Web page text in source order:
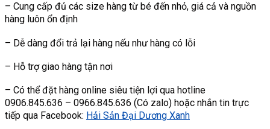
– Cung cấp đủ các size hàng từ bé đến nhỏ, giá cả và nguồn
hàng luôn ổn định
– Dễ dàng đổi trả lại hàng nếu như hàng có lỗi
– Hỗ trợ giao hàng tận nơi
– Có thể đặt hàng online siêu tiện lợi qua hotline
0906.845.636 – 0966.845.636 (Có zalo) hoặc nhắn tin trực
tiếp qua Facebook: Hải Sản Đại Dương Xanh